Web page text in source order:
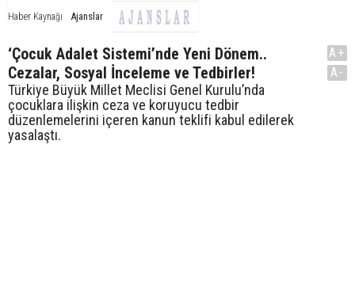
Haber Kaynağı Ajanslar
‘Çocuk Adalet Sistemi’nde Yeni Dönem..
Cezalar, Sosyal İnceleme ve Tedbirler!
Türkiye Büyük Millet Meclisi Genel Kurulu’nda
çocuklara ilişkin ceza ve koruyucu tedbir
düzenlemelerini içeren kanun teklifi kabul edilerek
yasalaştı.
A+
A-